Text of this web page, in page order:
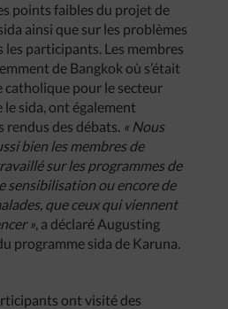
points faibles du projet de
ainsi que sur les problèmes
les participants. Les membres
de Bangkok où s’était
catholique pour le secteur
sida, ont également
rendus des débats. « Nous
bien les membres de
sur les programmes de
sensibilisation ou encore de
que ceux qui viennent
», a déclaré Augusting
programme sida de Karuna.
ont visité des